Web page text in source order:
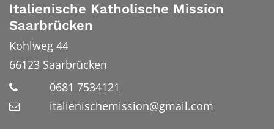
Italienische Katholische Mission
Saarbrücken
Kohlweg 44
66123 Saarbrücken
0681 7534121
italienischemission@gmail.com